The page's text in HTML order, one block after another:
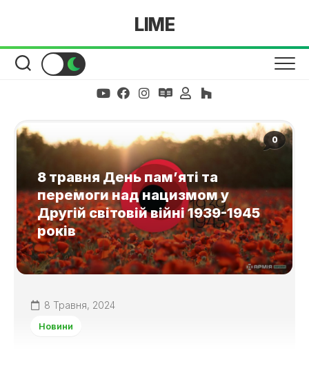
LIME
0
8 травня День пам’яті та
перемоги над нацизмом у
Другій світовій війні 1939-1945
років
8 Травня, 2024
Новини